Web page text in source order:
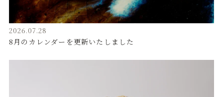
2026.07.28
8月のカレンダーを更新いたしました